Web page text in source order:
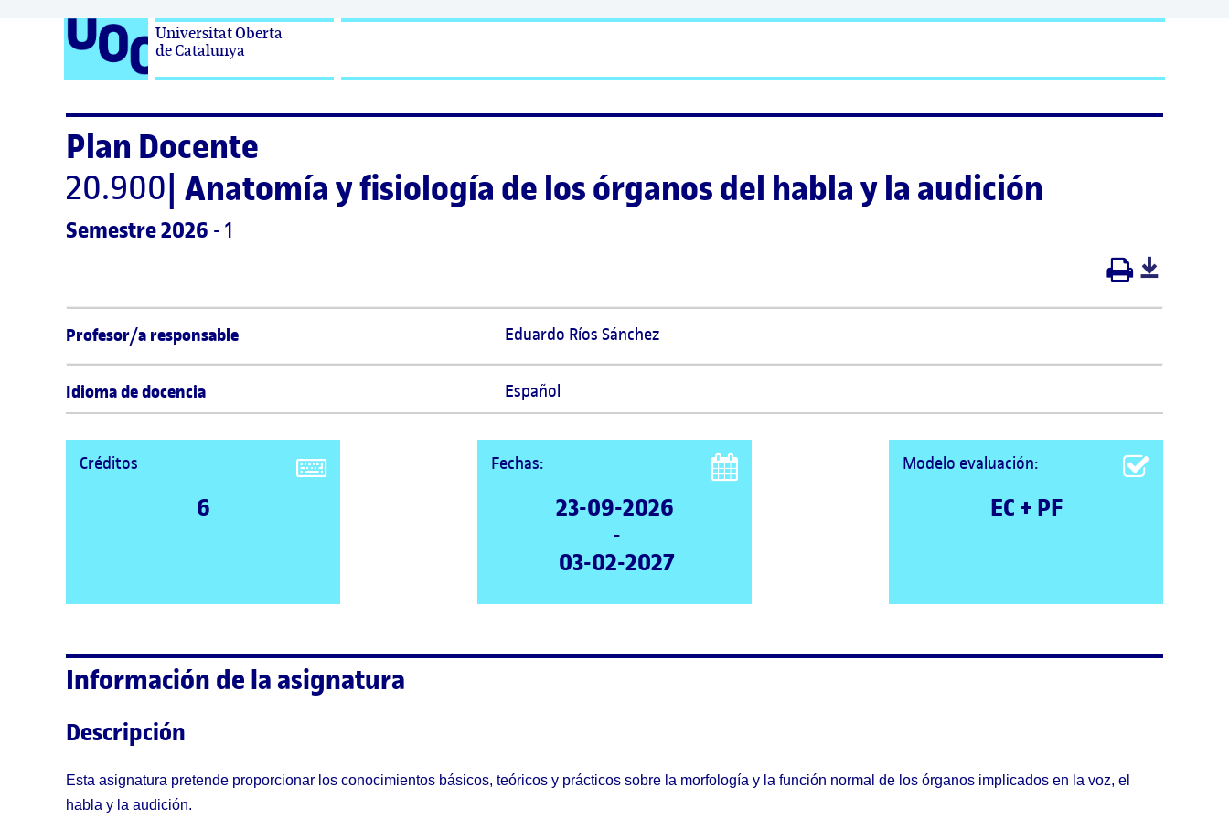
Universitat Oberta
de Catalunya
Plan Docente
20.900 Anatomía y fisiología de los órganos del habla y la audición
Semestre 2026 - 1
Profesor/a responsable Eduardo Ríos Sánchez
Idioma de docencia Español
Créditos
6
Fechas:
23-09-2026
-
03-02-2027
Modelo evaluación:
EC + PF
Información de la asignatura
Descripción
Esta asignatura pretende proporcionar los conocimientos básicos, teóricos y prácticos sobre la morfología y la función normal de los órganos implicados en la voz, el
habla y la audición.